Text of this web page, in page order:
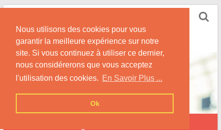
Nous utilisons des cookies pour vous
garantir la meilleure expérience sur notre
site. Si vous continuez à utiliser ce dernier,
nous considérerons que vous acceptez
l'utilisation des cookies. En Savoir Plus ...
Ok
Skip
content
Conseils et Informations pour la Rencontre d'une
Musulmane